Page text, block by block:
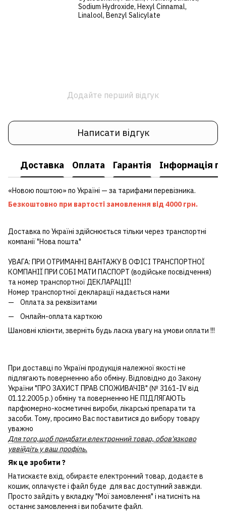
Sodium Hydroxide, Hexyl Cinnamal,
Linalool, Benzyl Salicylate
Додайте перший відгук
Написати відгук
Доставка Оплата Гарантія Інформація
«Новою поштою» по Україні — за тарифами перевізника.
Безкоштовно при вартості замовлення від 4000 грн.
Доставка по Україні здійснюється тільки через транспортні
компанії "Нова пошта"
УВАГА: ПРИ ОТРИМАННІ ВАНТАЖУ В ОФІСІ ТРАНСПОРТНОЇ
КОМПАНІЇ ПРИ СОБІ МАТИ ПАСПОРТ (водійське посвідчення)
та номер транспортної ДЕКЛАРАЦІЇ!
Номер транспортної декларації надається нами
Оплата за реквізитами
Онлайн-оплата карткою
Шановні клієнти, зверніть будь ласка увагу на умови оплати !!!
При доставці по Україні продукція належної якості не
підлягають поверненню або обміну. Відповідно до Закону
України "ПРО ЗАХИСТ ПРАВ СПОЖИВАЧІВ" (№ 3161-IV від
01.12.2005 р.) обміну та поверненню НЕ ПІДЛЯГАЮТЬ
парфюмерно-косметичні вироби, лікарські препарати та
засоби. Тому, просимо Вас поставитися до вибору товару
уважно
Для того,щоб придбати електронний товар, обов'язково
уввійдіть у ваш профіль.
Як це зробити ?
Натискаєте вхід, обираєте електронний товар, додаєте в
кошик, оплачуєте і файл буде для вас доступний завжди.
Просто зайдіть у вкладку "Мої замовлення" і натисніть на
останнє замовлення і ви побачите файл.